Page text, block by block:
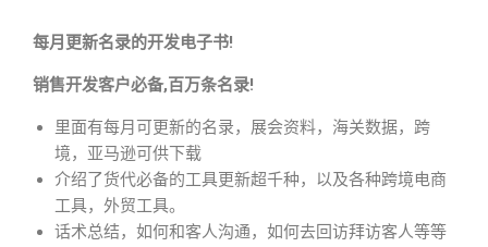
每月更新名录的开发电子书!
销售开发客户必备,百万条名录!
里面有每月可更新的名录，展会资料，海关数据，跨
境，亚马逊可供下载
介绍了货代必备的工具更新超千种，以及各种跨境电商
工具，外贸工具。
话术总结，如何和客人沟通，如何去回访拜访客人等等